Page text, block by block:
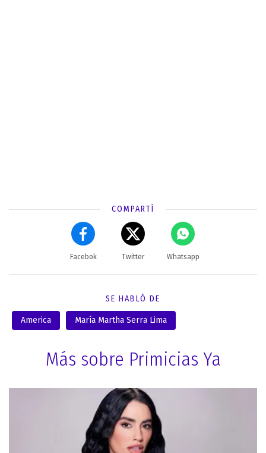
COMPARTÍ
Facebok Twitter Whatsapp
SE HABLÓ DE
America María Martha Serra Lima
Más sobre Primicias Ya